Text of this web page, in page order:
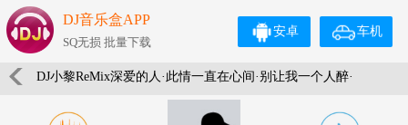
DJ音乐盒APP
SQ无损 批量下载
车机
安卓
DJ小黎ReMix深爱的人·此情一直在心间·别让我一个人醉·
精选流行歌曲HIFI·靓声车载大碟